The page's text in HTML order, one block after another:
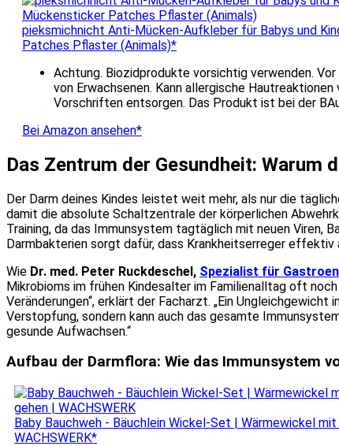
pieksmichnicht Anti-Mücken-Aufkleber für Babys und
Patches Pflaster (Animals)*
Achtung. Biozidprodukte vorsichtig verwenden.
von Erwachsenen. Kann allergische
Vorschriften entsorgen. Das Produkt ist bei der
Bei Amazon ansehen*
Das Zentrum der Gesundheit: Warum
Der Darm deines Kindes leistet weit mehr, als nur die
damit die absolute Schaltzentrale der körperlichen
Training, da das Immunsystem tagtäglich mit neuen Viren,
Darmbakterien sorgt dafür, dass Krankheitserreger
Wie Dr. med. Peter Ruckdeschel, Spezialist für
Mikrobioms im frühen Kindesalter im Familienalltag oft
Veränderungen“, erklärt der Facharzt. „Ein
Verstopfung, sondern kann auch das gesamte
gesunde Aufwachsen.“
Aufbau der Darmflora: Wie das Immunsystem
Baby Bauchweh - Bäuchlein Wickel-Set | Wärmewickel
WACHSWERK*